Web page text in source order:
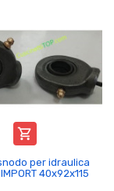

per idraulica
40x92x115